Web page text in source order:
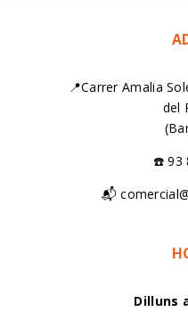
📍Carrer Amalia
del
☎️ 93
📬
Dilluns